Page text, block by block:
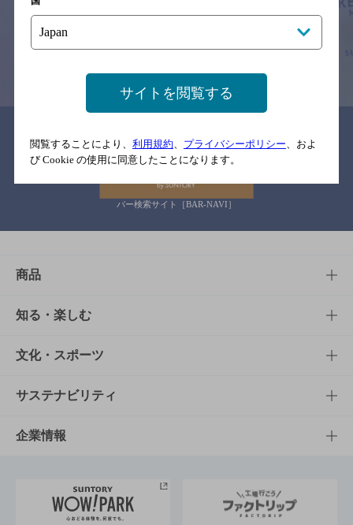
念のためお店にご確認の上ご来店くださいますようお願い申し上げま
バー検索サイト［BAR-NAVI］
商品
商品TOP
商品一覧
商品発売情報
栄養成分一覧
知る・楽しむ
知る・楽しむTOP
キャンペーン
工場見学
地域情報
文化・スポーツ
文化・スポーツTOP
サントリーホール
サントリーサンバーズ大阪
サステナビリティ
サステナビリティTOP
サントリーが考えるサステナビリティ経営
企業情報
企業概要
サイトを閲覧する
閲覧することにより、 利用規約 プライバシーポリシー 、およ
び Cookie の使用に同意したことになります。